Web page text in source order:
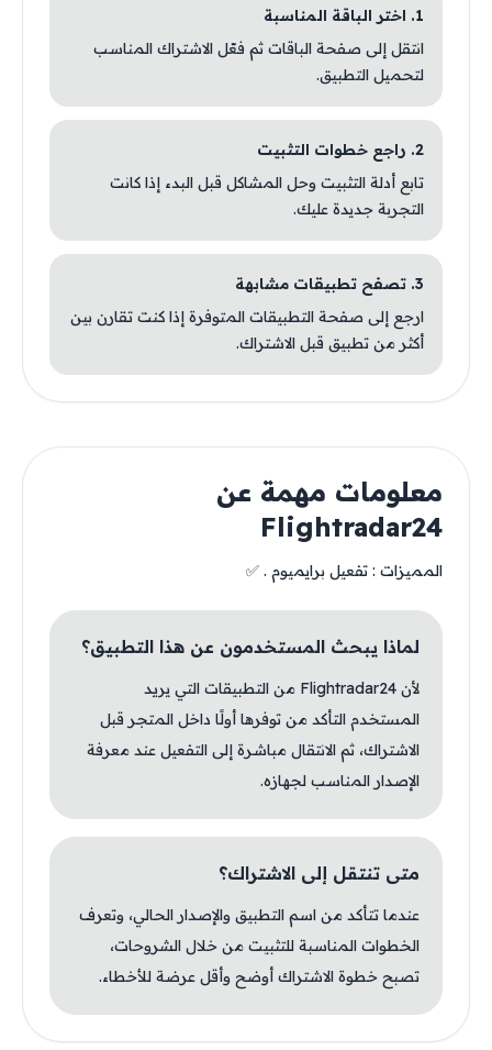
1. اختر الباقة المناسبة
انتقل إلى صفحة الباقات ثم فعّل الاشتراك المناسب
لتحميل التطبيق.
2. راجع خطوات التثبيت
تابع أدلة التثبيت وحل المشاكل قبل البدء إذا كانت
التجربة جديدة عليك.
3. تصفح تطبيقات مشابهة
ارجع إلى صفحة التطبيقات المتوفرة إذا كنت تقارن بين
أكثر من تطبيق قبل الاشتراك.
معلومات مهمة عن
Flightradar24
المميزات : تفعيل برايميوم . ✅
لماذا يبحث المستخدمون عن هذا التطبيق؟
لأن Flightradar24 من التطبيقات التي يريد
المستخدم التأكد من توفرها أولًا داخل المتجر قبل
الاشتراك، ثم الانتقال مباشرة إلى التفعيل عند معرفة
الإصدار المناسب لجهازه.
متى تنتقل إلى الاشتراك؟
عندما تتأكد من اسم التطبيق والإصدار الحالي، وتعرف
الخطوات المناسبة للتثبيت من خلال الشروحات،
تصبح خطوة الاشتراك أوضح وأقل عرضة للأخطاء.